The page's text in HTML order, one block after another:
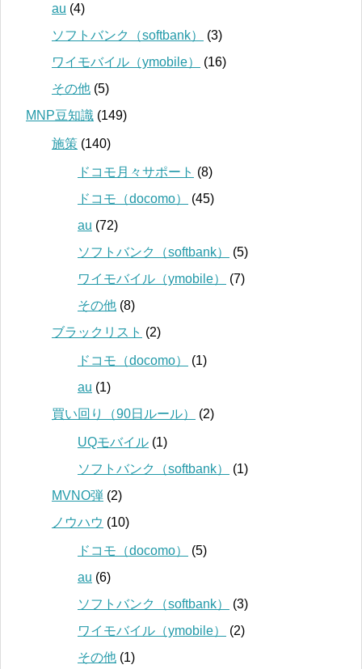
au (4)
ソフトバンク（softbank）
(3)
ワイモバイル（ymobile）
(16)
その他 (5)
MNP豆知識 (149)
施策 (140)
ドコモ月々サポート (8)
ドコモ（docomo）
(45)
au (72)
ソフトバンク（softbank）
(5)
ワイモバイル（ymobile）
(7)
その他 (8)
ブラックリスト (2)
ドコモ（docomo）
(1)
au (1)
買い回り（90日ルール）
(2)
UQモバイル (1)
ソフトバンク（softbank）
(1)
MVNO弾 (2)
ノウハウ (10)
ドコモ（docomo）
(5)
au (6)
ソフトバンク（softbank）
(3)
ワイモバイル（ymobile）
(2)
その他 (1)